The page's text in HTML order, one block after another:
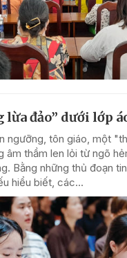
lừa đảo” dưới lớp
ngưỡng, tôn giáo, một
âm thầm len lỏi từ ngõ
Bằng những thủ đoạn
hiểu biết, các...